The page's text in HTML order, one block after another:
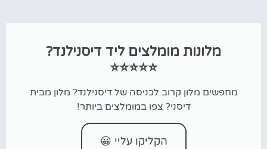
מלונות מומלצים ליד דיסנילנד?
⭐⭐⭐⭐⭐
מחפשים מלון קרוב לכניסה של דיסנילנד? מלון מבית
דיסני? צפו במומלצים ביותר!
הקליקו עליי 😀